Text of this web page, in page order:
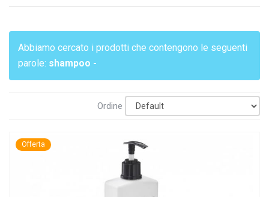
Abbiamo cercato i prodotti che contengono le seguenti
parole: shampoo -
Ordine
Offerta